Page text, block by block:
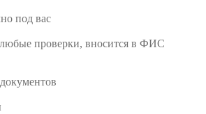
под вас
проверки, вносится в ФИС